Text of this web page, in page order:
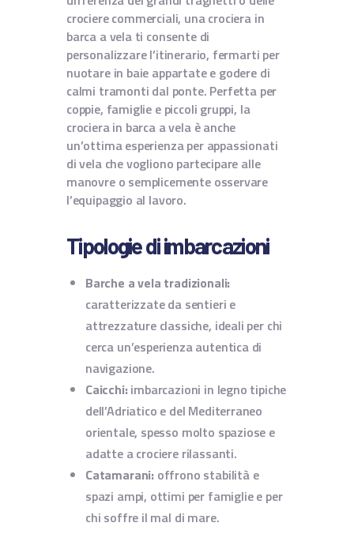
crociere commerciali, una crociera in
barca a vela ti consente di
personalizzare l’itinerario, fermarti per
nuotare in baie appartate e godere di
calmi tramonti dal ponte. Perfetta per
coppie, famiglie e piccoli gruppi, la
crociera in barca a vela è anche
un’ottima esperienza per appassionati
di vela che vogliono partecipare alle
manovre o semplicemente osservare
l’equipaggio al lavoro.
Tipologie di imbarcazioni
Barche a vela tradizionali:
caratterizzate da sentieri e
attrezzature classiche, ideali per chi
cerca un’esperienza autentica di
navigazione.
Caicchi: imbarcazioni in legno tipiche
dell’Adriatico e del Mediterraneo
orientale, spesso molto spaziose e
adatte a crociere rilassanti.
Catamarani: offrono stabilità e
spazi ampi, ottimi per famiglie e per
chi soffre il mal di mare.